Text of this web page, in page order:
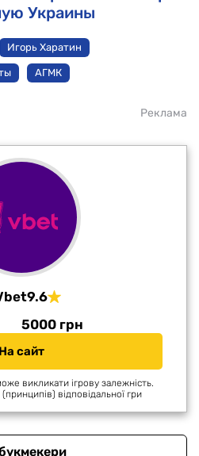
Украины
Игорь Харатин
АГМК
Реклама
9.6
5000 грн
На сайт
викликати ігрову залежність.
відповідальної гри